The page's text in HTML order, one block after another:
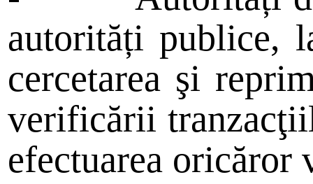
autorități publice,
cercetarea şi
verificării
efectuarea